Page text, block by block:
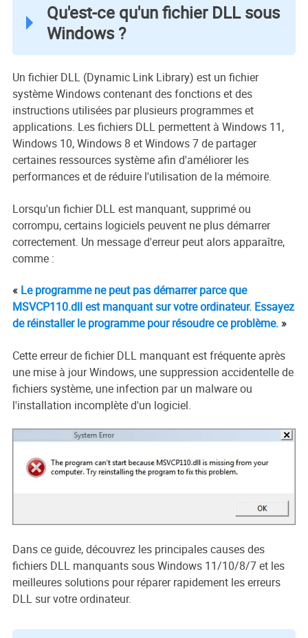
Qu'est-ce qu'un fichier DLL sous
Windows ?
Un fichier DLL (Dynamic Link Library) est un fichier
système Windows contenant des fonctions et des
instructions utilisées par plusieurs programmes et
applications. Les fichiers DLL permettent à Windows 11,
Windows 10, Windows 8 et Windows 7 de partager
certaines ressources système afin d'améliorer les
performances et de réduire l'utilisation de la mémoire.
Lorsqu'un fichier DLL est manquant, supprimé ou
corrompu, certains logiciels peuvent ne plus démarrer
correctement. Un message d'erreur peut alors apparaître,
comme :
« Le programme ne peut pas démarrer parce que
MSVCP110.dll est manquant sur votre ordinateur. Essayez
de réinstaller le programme pour résoudre ce problème.»
Cette erreur de fichier DLL manquant est fréquente après
une mise à jour Windows, une suppression accidentelle de
fichiers système, une infection par un malware ou
l'installation incomplète d'un logiciel.
Dans ce guide, découvrez les principales causes des
fichiers DLL manquants sous Windows 11/10/8/7 et les
meilleures solutions pour réparer rapidement les erreurs
DLL sur votre ordinateur.